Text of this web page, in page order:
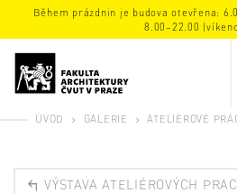
Během prázdnin je budova otevřena:
8.00–22.00
ÚVOD GALERIE ATELIÉROVÉ
VÝSTAVA ATELIÉROVÝCH